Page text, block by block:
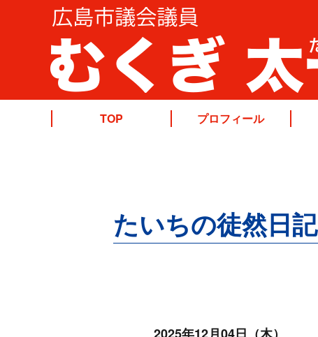
TOP プロフィール
たいちの徒然日記